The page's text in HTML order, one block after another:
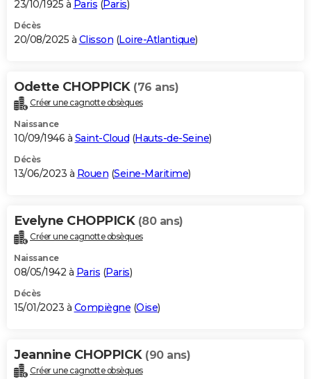
S'inscrire
Se connecter
Lycées
Collèges
Primaires
Universités
Entreprises
Service militaire
Avis de recherche
AVIS DE DÉCÈS
Bricolage
Lifestyle
Culture
Sport
Auto
Television
Voyage
Cinema
23/10/1925 à Paris (Paris)
Décès
20/08/2025 à Clisson (Loire-Atlantique)
Odette CHOPPICK (76 ans)
Créer une cagnotte obsèques
Naissance
10/09/1946 à Saint-Cloud (Hauts-de-Seine)
Décès
13/06/2023 à Rouen (Seine-Maritime)
Evelyne CHOPPICK (80 ans)
Créer une cagnotte obsèques
Naissance
08/05/1942 à Paris (Paris)
Décès
15/01/2023 à Compiègne (Oise)
Jeannine CHOPPICK (90 ans)
Créer une cagnotte obsèques